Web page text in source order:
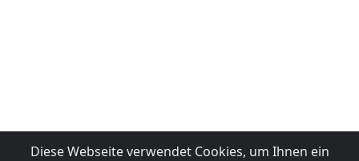
Diese Webseite verwendet Cookies, um Ihnen ein